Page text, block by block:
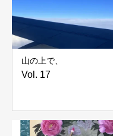
山の上で、
Vol. 17